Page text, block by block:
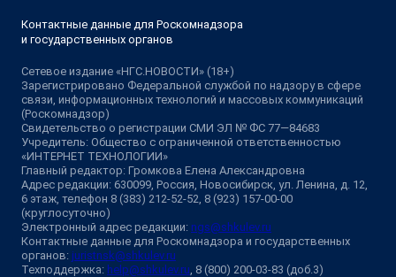
Контактные данные для Роскомнадзора
и государственных органов
Сетевое издание «НГС.НОВОСТИ» (18+)
Зарегистрировано Федеральной службой по надзору в сфере
связи, информационных технологий и массовых коммуникаций
(Роскомнадзор)
Свидетельство о регистрации СМИ ЭЛ № ФС 77—84683
Учредитель: Общество с ограниченной ответственностью
«ИНТЕРНЕТ ТЕХНОЛОГИИ»
Главный редактор: Громкова Елена Александровна
Адрес редакции: 630099, Россия, Новосибирск, ул. Ленина, д. 12,
6 этаж, телефон 8 (383) 212-52-52, 8 (923) 157-00-00
(круглосуточно)
Электронный адрес редакции: ngs@shkulev.ru
Контактные данные для Роскомнадзора и государственных
органов: juristnsk@shkulev.ru
Техподдержка: help@shkulev.ru , 8 (800) 200-03-83 (доб.3)